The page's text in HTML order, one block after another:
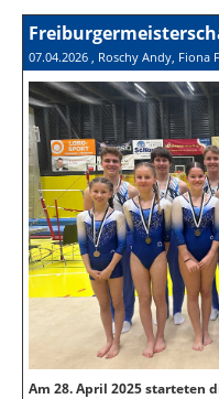
07.04.2026 , Roschy Andy, Fiona
Am 28. April 2025 starteten